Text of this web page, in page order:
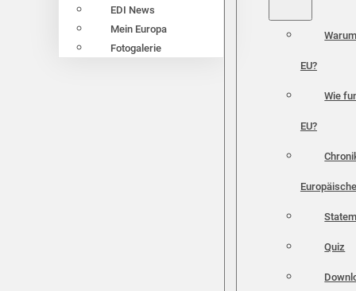
EDI News
Mein Europa
Fotogalerie
EU?
Wie
EU?
Quiz